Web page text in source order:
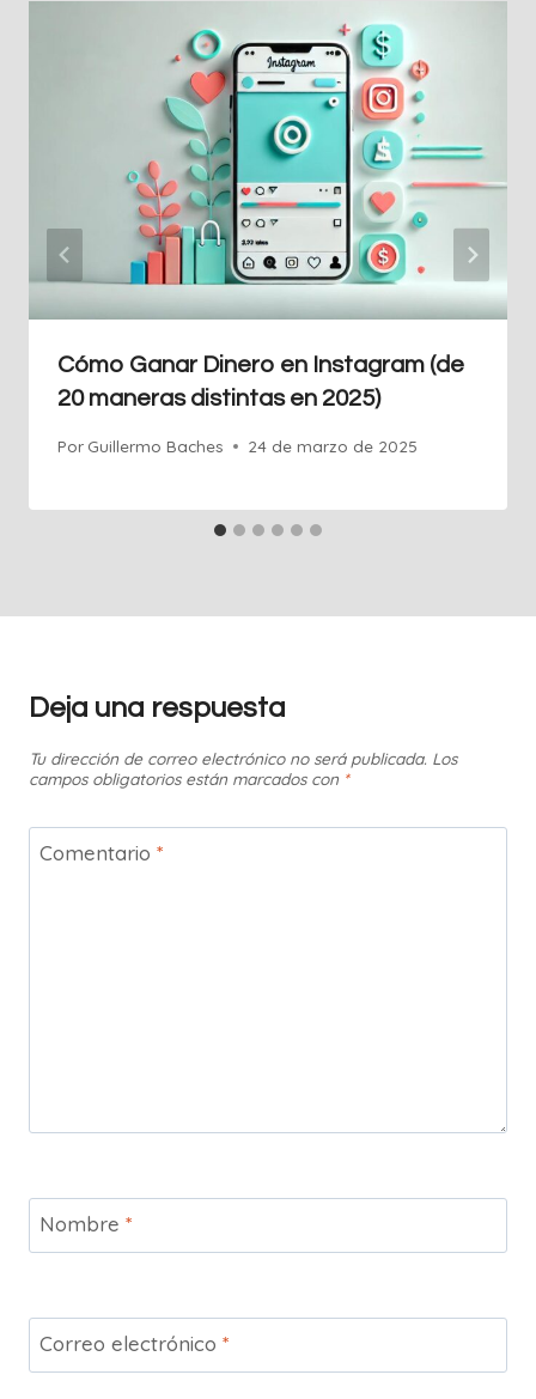
Cómo Ganar Dinero en Instagram (de
20 maneras distintas en 2025)
Por Guillermo Baches 24 de marzo de 2025
Deja una respuesta
Tu dirección de correo electrónico no será publicada. Los
campos obligatorios están marcados con *
Comentario *
Nombre *
Correo electrónico *